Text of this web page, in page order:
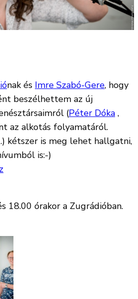
nak és Imre Szabó-Gere, hogy
beszélhettem az új
(Péter Dóka ,
az alkotás folyamatáról.
kétszer is meg lehet hallgatni,
is:-)
18.00 órakor a Zugrádióban.